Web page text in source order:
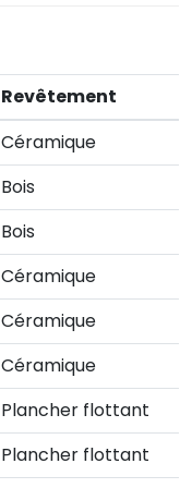
Revêtement
Céramique
Bois
Bois
Céramique
Céramique
Céramique
Plancher flottant
Plancher flottant